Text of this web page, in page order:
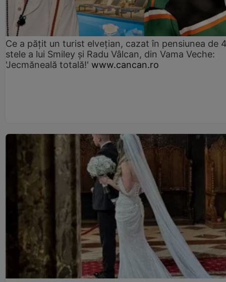
Ce a pățit un turist elvețian, cazat în pensiunea de
stele a lui Smiley și Radu Vâlcan, din Vama Veche:
'Jecmăneală totală!' www.cancan.ro